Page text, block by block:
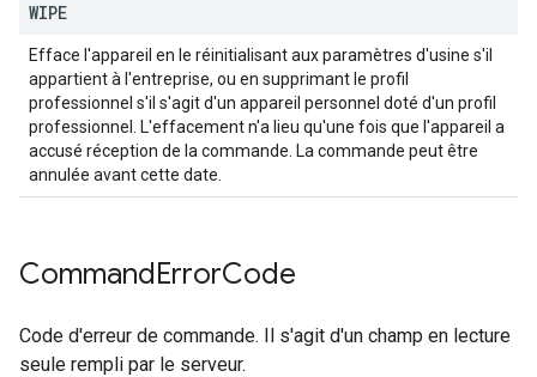
WIPE
Efface l'appareil en le réinitialisant aux paramètres d'usine s'il
appartient à l'entreprise, ou en supprimant le profil
professionnel s'il s'agit d'un appareil personnel doté d'un profil
professionnel. L'effacement n'a lieu qu'une fois que l'appareil a
accusé réception de la commande. La commande peut être
annulée avant cette date.
CommandErrorCode
Code d'erreur de commande. Il s'agit d'un champ en lecture
seule rempli par le serveur.